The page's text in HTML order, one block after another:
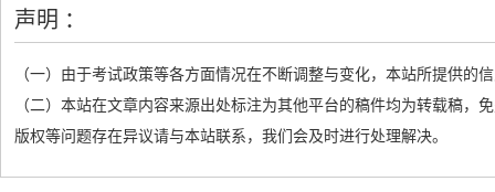
声明 ：
（一）由于考试政策等各方面情况在不断调整与变化，本站所提供的
（二）本站在文章内容来源出处标注为其他平台的稿件均为转载稿
版权等问题存在异议请与本站联系，我们会及时进行处理解决。